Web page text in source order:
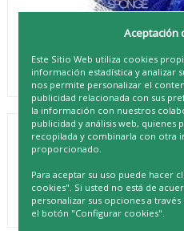
SUAVIPIEL ACTIVE
REF. 8410262500835
Aceptación
Este Sitio Web utiliza cookies
información estadística y analizar
nos permite personalizar el
publicidad relacionada con sus
la información con nuestros
publicidad y análisis web,
recopilada y combinarla con otra
proporcionado.
Para aceptar su uso puede hacer
cookies". Si usted no está de
personalizar sus opciones a
el botón "Configurar cookies".